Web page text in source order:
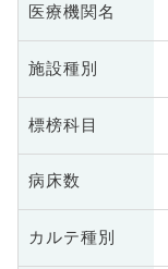
医療機関名
施設種別
標榜科目
病床数
カルテ種別